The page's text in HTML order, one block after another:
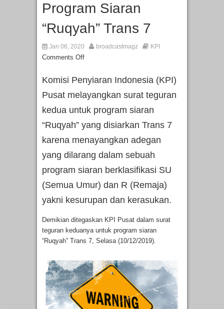
Program Siaran
“Ruqyah” Trans 7
Jan 06, 2020 broadcastmagz KPI
Comments Off
Komisi Penyiaran Indonesia (KPI)
Pusat melayangkan surat teguran
kedua untuk program siaran
“Ruqyah” yang disiarkan Trans 7
karena menayangkan adegan
yang dilarang dalam sebuah
program siaran berklasifikasi SU
(Semua Umur) dan R (Remaja)
yakni kesurupan dan kerasukan.
Demikian ditegaskan KPI Pusat dalam surat
teguran keduanya untuk program siaran
“Ruqyah” Trans 7, Selasa (10/12/2019).